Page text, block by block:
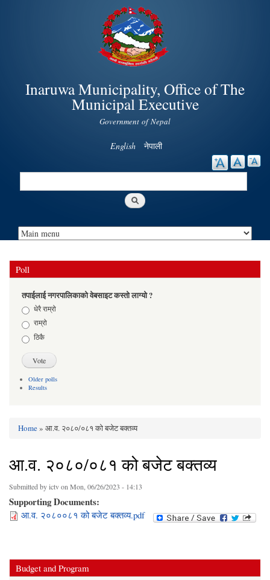
Skip to
main
content
Inaruwa Municipality, Office of The
Municipal Executive
Government of Nepal
English नेपाली
Search
Poll
तपाईलाई नगरपालिकाको वेबसाइट कस्तो लाग्यो ?
Choicesधेरै राम्रो
राम्रो
ठिकै
Older polls
Results
Home» आ.व. २०८०/०८१ को बजेट बक्तव्य
आ.व. २०८०/०८१ को बजेट बक्तव्य
Submitted byictvon Mon, 06/26/2023 - 14:13
Supporting Documents:
आ.व. २०८००८१ को बजेट बक्तव्य.pdf
Budget and Program